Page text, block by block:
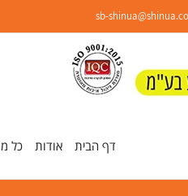
sb-
דף הבית אודות כל